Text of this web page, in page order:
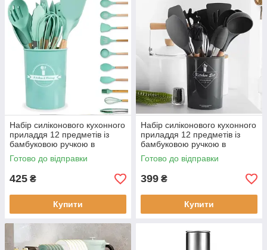
Набір силіконового кухонного
приладдя 12 предметів із
бамбуковою ручкою в
стаканчику Бірюзовий
Готово до відправки
425 ₴
Купити
Набір силіконового кухонного
приладдя 12 предметів із
бамбуковою ручкою в
стаканчику Чорний
Готово до відправки
399 ₴
Купити